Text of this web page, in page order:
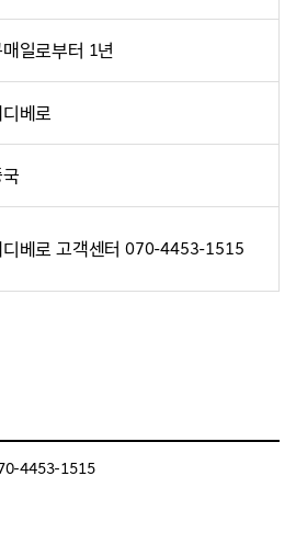
일로부터 1년
베로
디베로 고객센터 070-4453-1515
4453-1515